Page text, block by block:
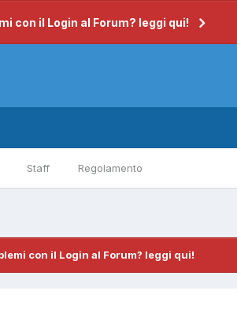
con il Login al Forum? leggi qui!
Staff Regolamento
con il Login al Forum? leggi qui!